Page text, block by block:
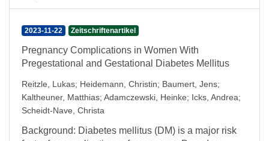
2023-11-22 Zeitschriftenartikel
Pregnancy Complications in Women With
Pregestational and Gestational Diabetes Mellitus
Reitzle, Lukas; Heidemann, Christin; Baumert, Jens;
Kaltheuner, Matthias; Adamczewski, Heinke; Icks, Andrea;
Scheidt-Nave, Christa
Background: Diabetes mellitus (DM) is a major risk